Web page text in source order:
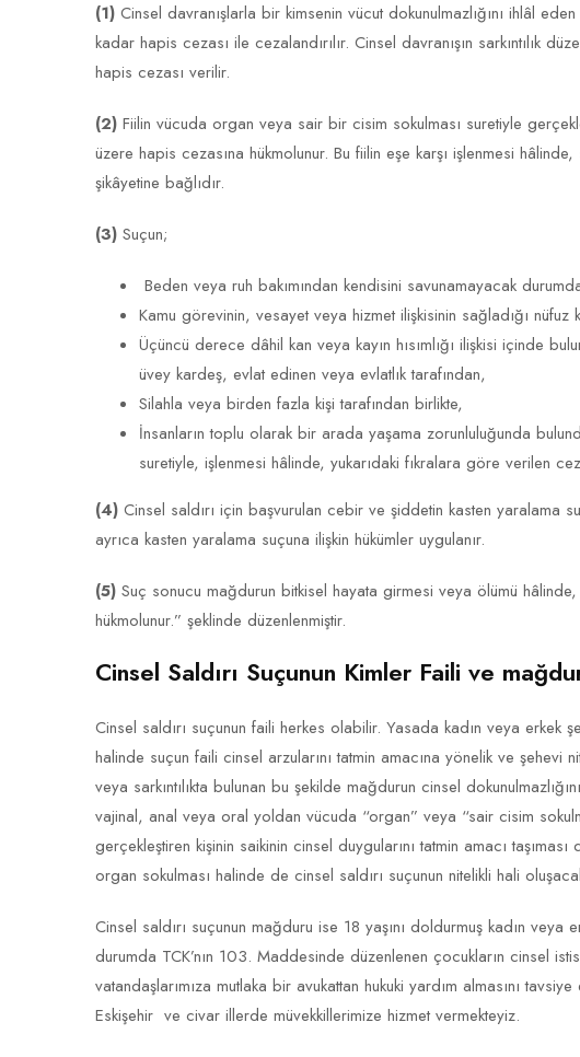
(1) Cinsel davranışlarla bir kimsenin vücut dokunulmazlığını ihlâl
kadar hapis cezası ile cezalandırılır. Cinsel davranışın sarkıntılık
hapis cezası verilir.
(2) Fiilin vücuda organ veya sair bir cisim sokulması suretiyle
üzere hapis cezasına hükmolunur. Bu fiilin eşe karşı işlenmesi
şikâyetine bağlıdır.
(3) Suçun;
Beden veya ruh bakımından kendisini savunamayacak
Kamu görevinin, vesayet veya hizmet ilişkisinin sağladığı nüfuz
Üçüncü derece dâhil kan veya kayın hısımlığı ilişkisi içinde
üvey kardeş, evlat edinen veya evlatlık tarafından,
Silahla veya birden fazla kişi tarafından birlikte,
İnsanların toplu olarak bir arada yaşama zorunluluğunda
suretiyle, işlenmesi hâlinde, yukarıdaki fıkralara göre verilen
(4) Cinsel saldırı için başvurulan cebir ve şiddetin kasten yaralama
ayrıca kasten yaralama suçuna ilişkin hükümler uygulanır.
(5) Suç sonucu mağdurun bitkisel hayata girmesi veya ölümü hâlinde,
hükmolunur.” şeklinde düzenlenmiştir.
Cinsel Saldırı Suçunun Kimler Faili ve
Cinsel saldırı suçunun faili herkes olabilir. Yasada kadın veya erkek
halinde suçun faili cinsel arzularını tatmin amacına yönelik ve şehevi
veya sarkıntılıkta bulunan bu şekilde mağdurun cinsel
vajinal, anal veya oral yoldan vücuda “organ” veya “sair cisim
gerçekleştiren kişinin saikinin cinsel duygularını tatmin amacı
organ sokulması halinde de cinsel saldırı suçunun nitelikli hali
Cinsel saldırı suçunun mağduru ise 18 yaşını doldurmuş kadın
durumda TCK’nın 103. Maddesinde düzenlenen çocukların cinsel
vatandaşlarımıza mutlaka bir avukattan hukuki yardım almasını
Eskişehir ve civar illerde müvekkillerimize hizmet vermekteyiz.